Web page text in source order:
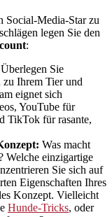
Social-Media-Star zu
legen Sie den
:
Überlegen Sie
zu Ihrem Tier und
eignet sich
YouTube für
TikTok für rasante,
Was macht
Welche einzigartige
Sie sich auf
Eigenschaften Ihres
Konzept. Vielleicht
Hunde-Tricks, oder